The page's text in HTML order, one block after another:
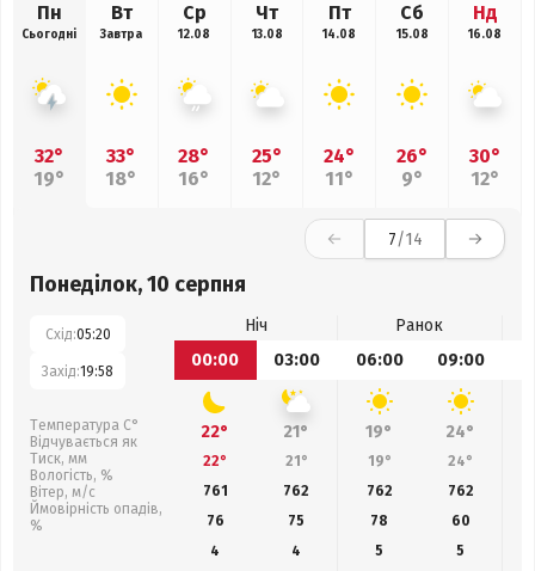
Пн
Сьогодні
32°
19°
Вт
Завтра
33°
18°
Ср
12.08
28°
16°
Чт
13.08
25°
12°
Пт
14.08
24°
11°
Сб
15.08
26°
9°
Нд
16.08
30°
12°
7/14
Понеділок, 10 серпня
Схід:05:20
Захід:19:58
Температура С°
Відчувається як
Тиск, мм
Вологість, %
Вітер, м/с
Ймовірність опадів,
%
Ніч
Ранок
00:00
03:00 06:00 09:00
22° 21° 19° 24°
22° 21° 19° 24°
761
762 762 762
76
75 78 60
4
4 5
5